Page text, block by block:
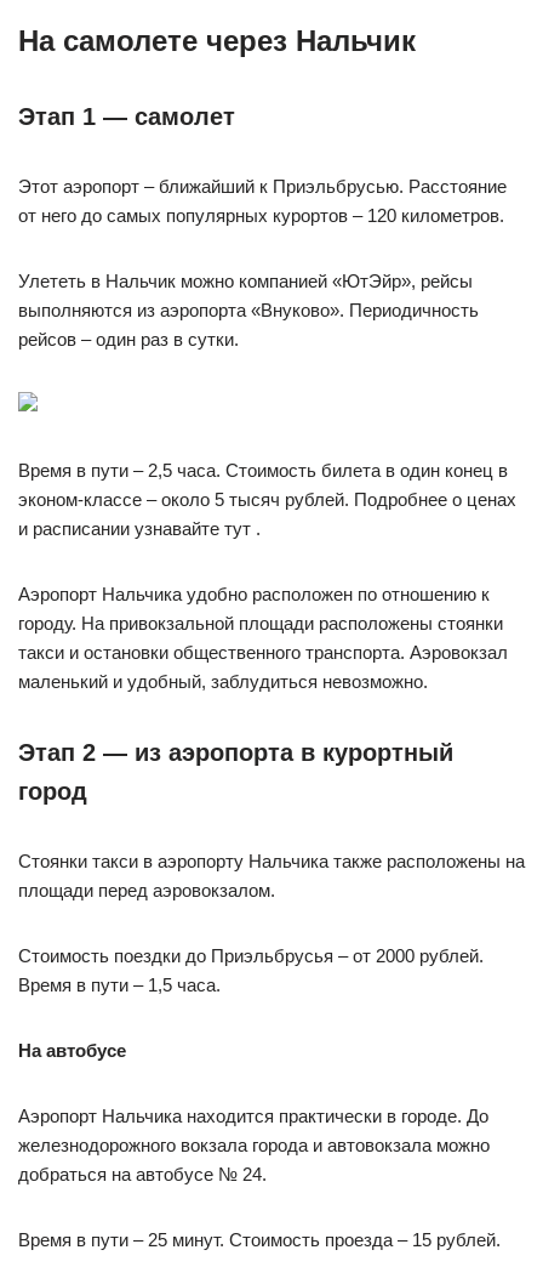
На самолете через Нальчик
Этап 1 — самолет
Этот аэропорт – ближайший к Приэльбрусью. Расстояние
от него до самых популярных курортов – 120 километров.
Улететь в Нальчик можно компанией «ЮтЭйр», рейсы
выполняются из аэропорта «Внуково». Периодичность
рейсов – один раз в сутки.
Время в пути – 2,5 часа. Стоимость билета в один конец в
эконом-классе – около 5 тысяч рублей. Подробнее о ценах
и расписании узнавайте тут .
Аэропорт Нальчика удобно расположен по отношению к
городу. На привокзальной площади расположены стоянки
такси и остановки общественного транспорта. Аэровокзал
маленький и удобный, заблудиться невозможно.
Этап 2 — из аэропорта в курортный
город
Стоянки такси в аэропорту Нальчика также расположены на
площади перед аэровокзалом.
Стоимость поездки до Приэльбрусья – от 2000 рублей.
Время в пути – 1,5 часа.
На автобусе
Аэропорт Нальчика находится практически в городе. До
железнодорожного вокзала города и автовокзала можно
добраться на автобусе № 24.
Время в пути – 25 минут. Стоимость проезда – 15 рублей.